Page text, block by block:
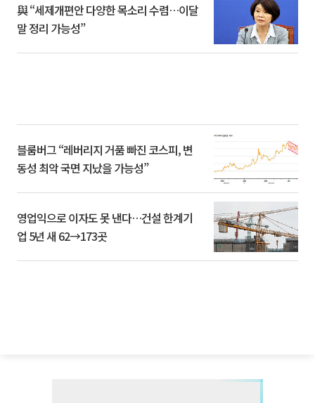
與 “세제개편안 다양한 목소리 수렴…이달
말 정리 가능성”
블룸버그 “레버리지 거품 빠진 코스피, 변
동성 최악 국면 지났을 가능성”
영업익으로 이자도 못 낸다…건설 한계기
업 5년 새 62→173곳